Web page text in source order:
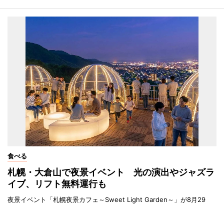
食べる
札幌・大倉山で夜景イベント 光の演出やジャズラ
イブ、リフト無料運行も
夜景イベント「札幌夜景カフェ～Sweet Light Garden～」が8月29